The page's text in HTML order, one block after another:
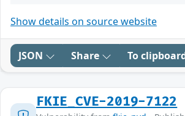
Show details on source website
JSON Share To
FKIE_CVE-2019-7122